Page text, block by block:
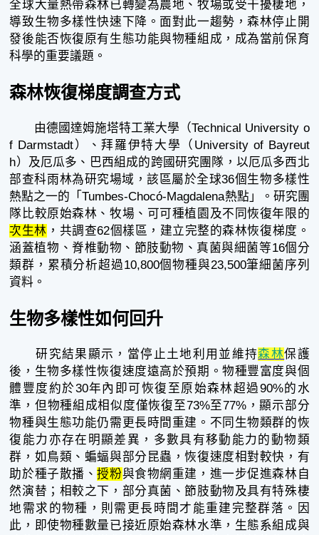
全球大量熱帶森林已轉變為農地、牧場或受干擾棲地，
導致生物多樣性快速下降。面對此一趨勢，森林停止開
發後能否恢復原有生態功能與物種組成，成為當前保育
科學的重要議題。
森林恢復梯度調查方式
由德國達姆施塔特工業大學（Technical University o
f Darmstadt）、拜羅伊特大學（University of Bayreut
h）及厄瓜多、巴西組成的跨國研究團隊，以厄瓜多西北
部查科雨林為研究場域，該區屬於全球36個生物多樣性
熱點之一的「Tumbes-Chocó-Magdalena熱點」。研究團
隊比較原始森林、牧場、可可種植園及不同恢復年限的
次生林 ，共調查62個樣區，建立完整的森林恢復梯度。
涵蓋植物、脊椎動物、節肢動物、真菌與細菌等16個分
類群，累積分析超過10,800個物種與23,500筆細菌序列
資料。
生物多樣性如何回升
研究結果顯示，當停止土地利用並維持森林保護
後，生物多樣性恢復速度遠高於預期。物種豐富度與個
體豐度約於30年內即可恢復至原始森林超過90%的水
準，但物種組成相似度僅恢復至73%至77%，顯示部分
物種與生態功能仍需更長時間重建。不同生物類群的恢
復能力亦存在明顯差異，多數具有移動能力的動物類
群，如鳥類、蝙蝠與部分昆蟲，恢復速度相對較快，有
助於種子散播、授粉與食物網重建，進一步促進森林自
然演替；相較之下，部分真菌、節肢動物及具有特殊棲
地需求的物種，則需更長時間才能重建完整群落。因
此，即使物種數量已接近原始森林水準，生態系組成與